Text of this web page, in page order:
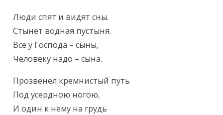
Текст произведения
Люди спят и видят сны.
Стынет водная пустыня.
Все у Господа – сыны,
Человеку надо – сына.
Прозвенел кремнистый путь
Под усердною ногою,
И один к нему на грудь